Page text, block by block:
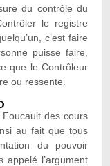
du contrôle du
le registre
c’est faire
puisse faire,
que le Contrôleur
ou ressente.
des cours
au fait que tous
du pouvoir
appelé l’argument